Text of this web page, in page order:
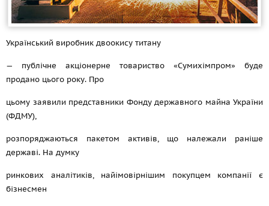
Український виробник двоокису титану
— публічне акціонерне товариство «Сумихімпром» буде
продано цього року. Про
цьому заявили представники Фонду державного майна України
(ФДМУ),
розпоряджаються пакетом активів, що належали раніше
державі. На думку
ринкових аналітиків, найімовірнішим покупцем компанії є
бізнесмен